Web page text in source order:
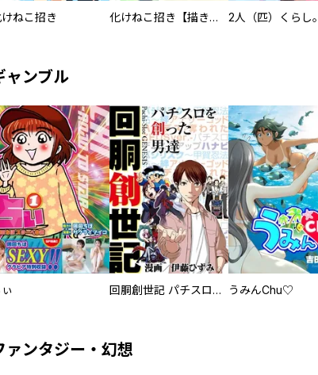
ねこ招き 化けねこ招き【描きおろし付合冊版】 2人（匹）くらし。
ャンブル
回胴創世記 パチスロを創った男達 うみんChu♡
ァンタジー・幻想